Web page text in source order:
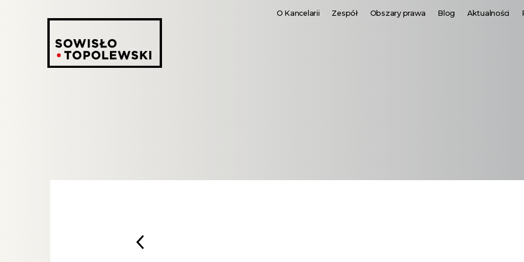
O Kancelarii Zespół Obszary prawa Blog Aktualności